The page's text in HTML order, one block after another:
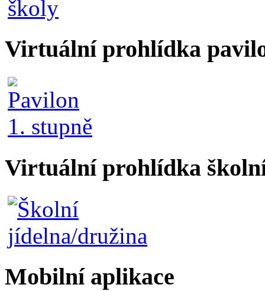
Virtuální prohlídka
Virtuální prohlídka
Mobilní aplikace